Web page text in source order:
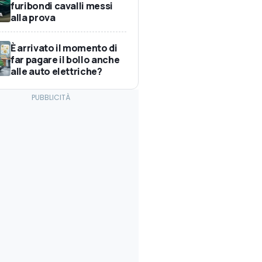
furibondi cavalli messi
alla prova
È arrivato il momento di
far pagare il bollo anche
alle auto elettriche?